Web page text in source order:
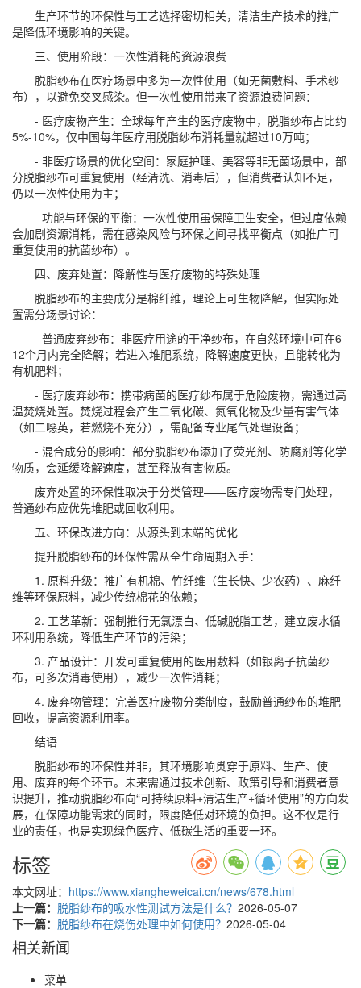
生产环节的环保性与工艺选择密切相关，清洁生产技术的推广
是降低环境影响的关键。
三、使用阶段：一次性消耗的资源浪费
脱脂纱布在医疗场景中多为一次性使用（如无菌敷料、手术纱
布），以避免交叉感染。但一次性使用带来了资源浪费问题：
- 医疗废物产生：全球每年产生的医疗废物中，脱脂纱布占比约
5%-10%，仅中国每年医疗用脱脂纱布消耗量就超过10万吨；
- 非医疗场景的优化空间：家庭护理、美容等非无菌场景中，部
分脱脂纱布可重复使用（经清洗、消毒后），但消费者认知不足，
仍以一次性使用为主；
- 功能与环保的平衡：一次性使用虽保障卫生安全，但过度依赖
会加剧资源消耗，需在感染风险与环保之间寻找平衡点（如推广可
重复使用的抗菌纱布）。
四、废弃处置：降解性与医疗废物的特殊处理
脱脂纱布的主要成分是棉纤维，理论上可生物降解，但实际处
置需分场景讨论：
- 普通废弃纱布：非医疗用途的干净纱布，在自然环境中可在6-
12个月内完全降解；若进入堆肥系统，降解速度更快，且能转化为
有机肥料；
- 医疗废弃纱布：携带病菌的医疗纱布属于危险废物，需通过高
温焚烧处置。焚烧过程会产生二氧化碳、氮氧化物及少量有害气体
（如二噁英，若燃烧不充分），需配备专业尾气处理设备；
- 混合成分的影响：部分脱脂纱布添加了荧光剂、防腐剂等化学
物质，会延缓降解速度，甚至释放有害物质。
废弃处置的环保性取决于分类管理——医疗废物需专门处理，
普通纱布应优先堆肥或回收利用。
五、环保改进方向：从源头到末端的优化
提升脱脂纱布的环保性需从全生命周期入手：
1. 原料升级：推广有机棉、竹纤维（生长快、少农药）、麻纤
维等环保原料，减少传统棉花的依赖；
2. 工艺革新：强制推行无氯漂白、低碱脱脂工艺，建立废水循
环利用系统，降低生产环节的污染；
3. 产品设计：开发可重复使用的医用敷料（如银离子抗菌纱
布，可多次消毒使用），减少一次性消耗；
4. 废弃物管理：完善医疗废物分类制度，鼓励普通纱布的堆肥
回收，提高资源利用率。
结语
脱脂纱布的环保性并非，其环境影响贯穿于原料、生产、使
用、废弃的每个环节。未来需通过技术创新、政策引导和消费者意
识提升，推动脱脂纱布向“可持续原料+清洁生产+循环使用”的方向发
展，在保障功能需求的同时，限度降低对环境的负担。这不仅是行
业的责任，也是实现绿色医疗、低碳生活的重要一环。
标签
本文网址： https://www.xiangheweicai.cn/news/678.html
上一篇： 脱脂纱布的吸水性测试方法是什么？ 2026-05-07
下一篇： 脱脂纱布在烧伤处理中如何使用？ 2026-05-04
相关新闻
菜单